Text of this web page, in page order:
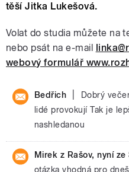
těší Jitka Lukešová.
Volat do studia můžete na
nebo psát na e-mail
webový formulář
Bedřich
Dobrý
lidé provokují Tak je
nashledanou
Mirek z Rašov, nyní ze
otázka vhodná pro